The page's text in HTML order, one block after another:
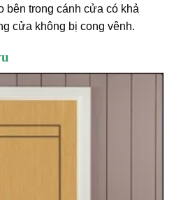
bên trong cánh cửa có khả
cửa không bị cong vênh.